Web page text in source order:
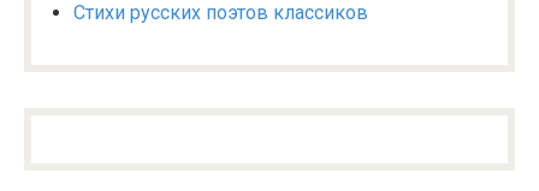
Стихи русских поэтов классиков